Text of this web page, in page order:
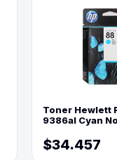
Toner Hewlett
9386al Cyan
$34.457